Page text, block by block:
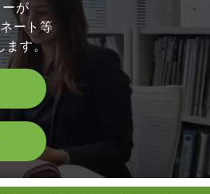
が
ート等
ます。